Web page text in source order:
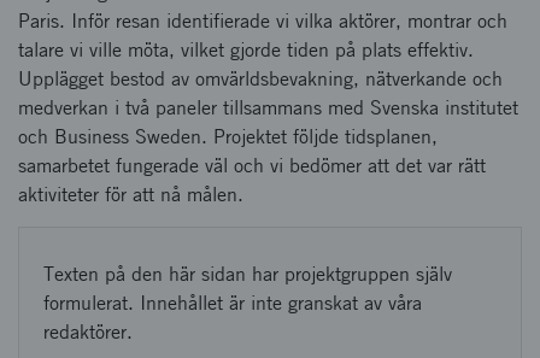
Paris. Inför resan identifierade vi vilka aktörer, montrar och
talare vi ville möta, vilket gjorde tiden på plats effektiv.
Upplägget bestod av omvärldsbevakning, nätverkande och
medverkan i två paneler tillsammans med Svenska institutet
och Business Sweden. Projektet följde tidsplanen,
samarbetet fungerade väl och vi bedömer att det var rätt
aktiviteter för att nå målen.
Texten på den här sidan har projektgruppen själv
formulerat. Innehållet är inte granskat av våra
redaktörer.